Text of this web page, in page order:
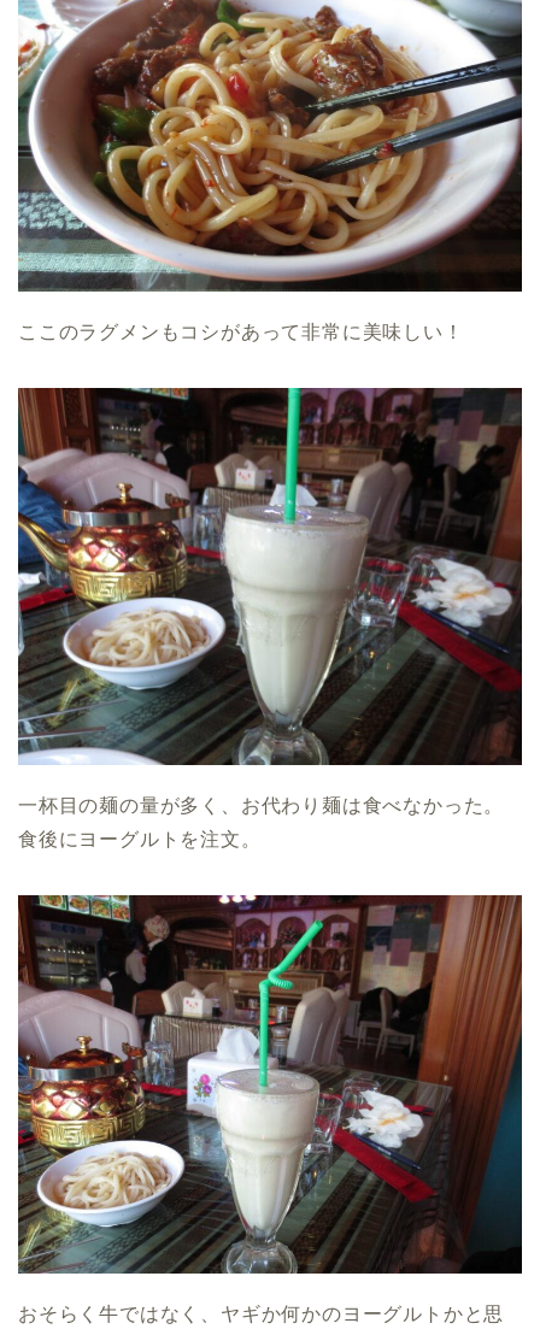
ここのラグメンもコシがあって非常に美味しい！
一杯目の麺の量が多く、お代わり麺は食べなかった。
食後にヨーグルトを注文。
おそらく牛ではなく、ヤギか何かのヨーグルトかと思